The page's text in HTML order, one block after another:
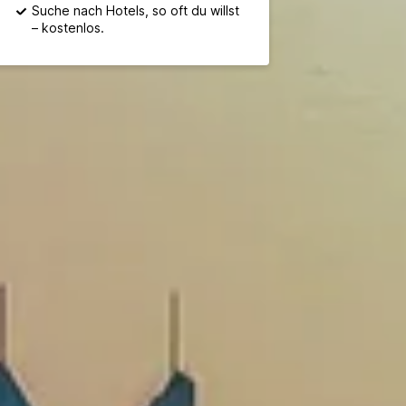
Suche nach Hotels, so oft du willst
– kostenlos.